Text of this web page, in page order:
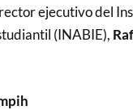
ejecutivo del
(INABIE),